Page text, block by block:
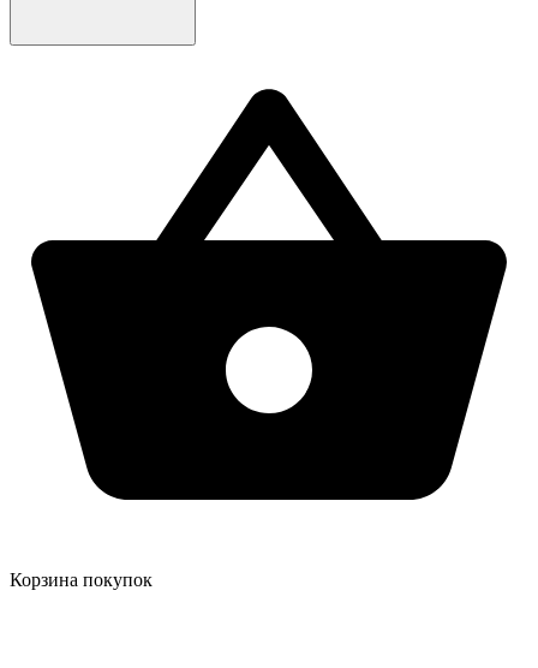
Корзина покупок